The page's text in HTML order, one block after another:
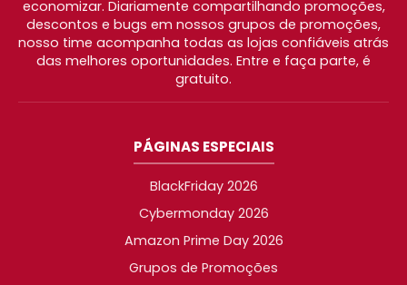
economizar. Diariamente compartilhando promoções,
descontos e bugs em nossos grupos de promoções,
nosso time acompanha todas as lojas confiáveis atrás
das melhores oportunidades. Entre e faça parte, é
gratuito.
PÁGINAS ESPECIAIS
BlackFriday 2026
Cybermonday 2026
Amazon Prime Day 2026
Grupos de Promoções